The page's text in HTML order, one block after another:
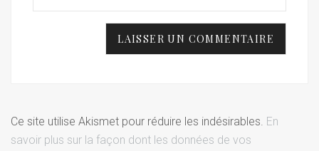
Ce site utilise Akismet pour réduire les indésirables. En
savoir plus sur la façon dont les données de vos